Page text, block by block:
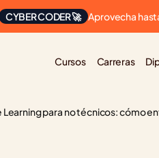
CYBER CODER 🚀 Aprovecha
Cursos Carreras
Learning para no técnicos: cómo